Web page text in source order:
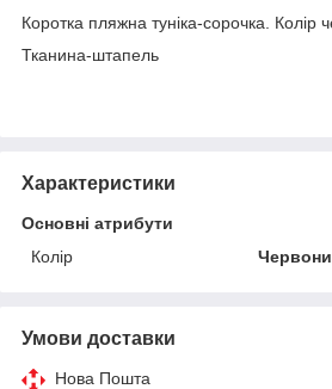
Коротка пляжна туніка-сорочка. Колір
Тканина-штапель
Характеристики
Основні атрибути
Колір
Умови доставки
Нова Пошта